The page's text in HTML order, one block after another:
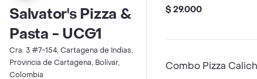
Salvator's Pizza &
Pasta - UCG1
Cra. 3 #7-154, Cartagena de Indias,
Provincia de Cartagena, Bolívar,
Colombia
$ 29.000
Combo Pizza